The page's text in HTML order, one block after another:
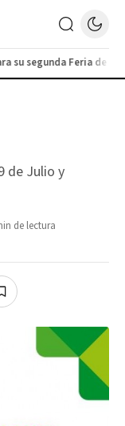
segunda Feria de
de Julio y
de lectura